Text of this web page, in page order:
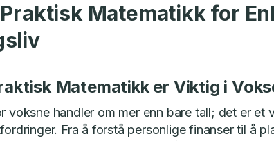
Matematikk for
Matematikk er Viktig i
voksne handler om mer enn bare tall; det er et
Fra å forstå personlige finanser til å